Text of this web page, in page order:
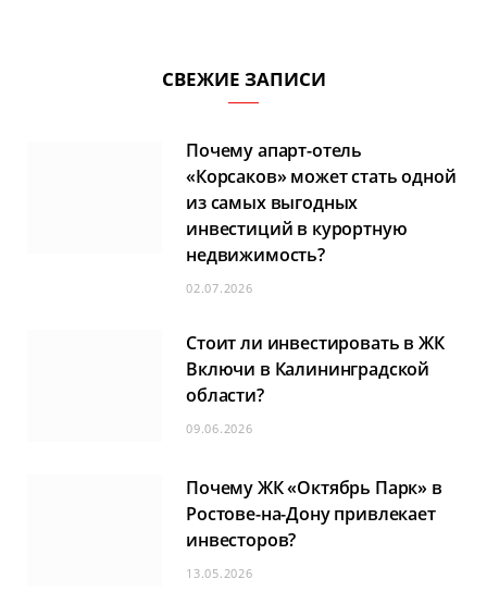
СВЕЖИЕ ЗАПИСИ
Почему апарт-отель
«Корсаков» может стать одной
из самых выгодных
инвестиций в курортную
недвижимость?
02.07.2026
Стоит ли инвестировать в ЖК
Включи в Калининградской
области?
09.06.2026
Почему ЖК «Октябрь Парк» в
Ростове-на-Дону привлекает
инвесторов?
13.05.2026